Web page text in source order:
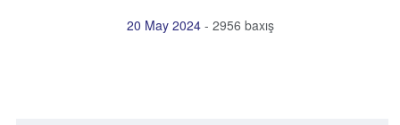
20 May 2024- 2956 baxış